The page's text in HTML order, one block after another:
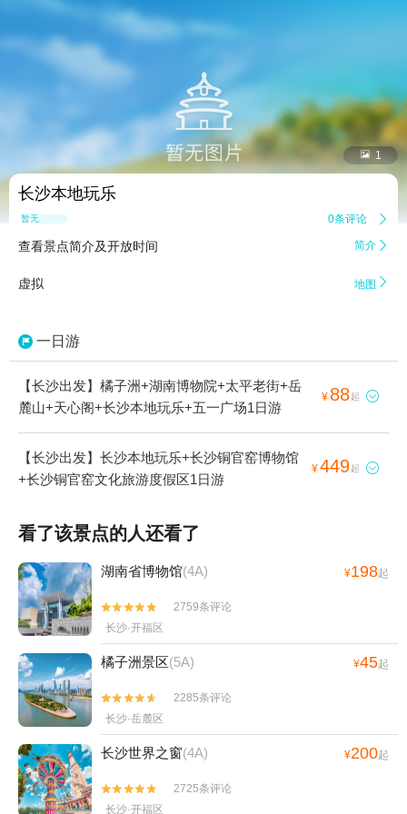
 1
长沙本地玩乐
暂无点评 0条评论 
查看景点简介及开放时间 简介 
虚拟 地图 
一日游
【长沙出发】橘子洲+湖南博物院+太平老街+岳
麓山+天心阁+长沙本地玩乐+五一广场1日游
¥ 88起 
【长沙出发】长沙本地玩乐+长沙铜官窑博物馆
+长沙铜官窑文化旅游度假区1日游
¥449起 
看了该景点的人还看了
湖南省博物馆(4A) ¥198起


2759条评论
长沙·开福区
橘子洲景区(5A) ¥45起


2285条评论
长沙·岳麓区
长沙世界之窗(4A) ¥200起


2725条评论
长沙·开福区